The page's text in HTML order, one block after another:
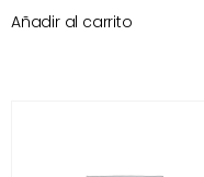
Añadir al carrito